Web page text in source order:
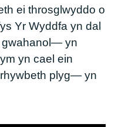
ei throsglwyddo o
Yr Wyddfa yn dal
gwahanol— yn
yn cael ein
plyg— yn